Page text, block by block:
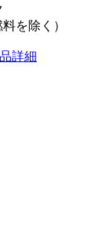
を除く）
詳細